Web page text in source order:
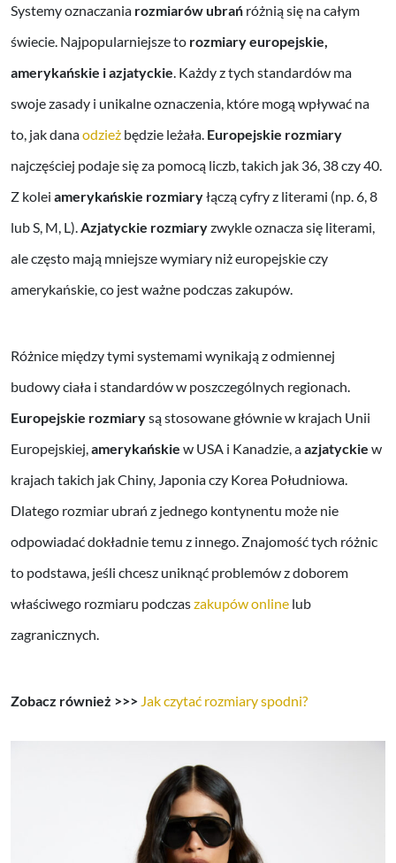
Systemy oznaczania rozmiarów ubrań różnią się na całym
świecie. Najpopularniejsze to rozmiary europejskie,
amerykańskie i azjatyckie . Każdy z tych standardów ma
swoje zasady i unikalne oznaczenia, które mogą wpływać na
to, jak danaodzież będzie leżała. Europejskie rozmiary
najczęściej podaje się za pomocą liczb, takich jak 36, 38 czy 40.
Z kolei amerykańskie rozmiaryłączą cyfry z literami (np. 6, 8
lub S, M, L). Azjatyckie rozmiaryzwykle oznacza się literami,
ale często mają mniejsze wymiary niż europejskie czy
amerykańskie, co jest ważne podczas zakupów.
Różnice między tymi systemami wynikają z odmiennej
budowy ciała i standardów w poszczególnych regionach.
Europejskie rozmiarysą stosowane głównie w krajach Unii
Europejskiej, amerykańskie w USA i Kanadzie, aazjatyckie w
krajach takich jak Chiny, Japonia czy Korea Południowa.
Dlatego rozmiar ubrań z jednego kontynentu może nie
odpowiadać dokładnie temu z innego. Znajomość tych różnic
to podstawa, jeśli chcesz uniknąć problemów z doborem
właściwego rozmiaru podczaszakupów online lub
zagranicznych.
Zobacz również >>> Jak czytać rozmiary spodni?